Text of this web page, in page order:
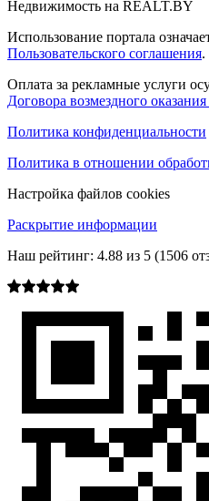
Недвижимость на REALT.BY
Использование портала
Пользовательского соглашения.
Оплата за рекламные услуги
Договора возмездного
Политика конфиденциальности
Политика в отношении
Настройка файлов cookies
Раскрытие информации
Наш рейтинг: 4.88 из 5 (1506